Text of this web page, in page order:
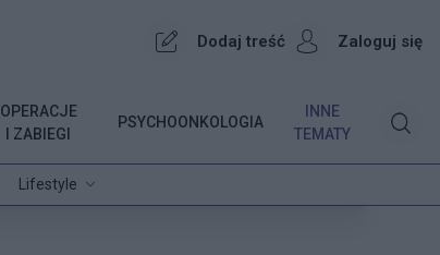
Dodaj treść Zaloguj się
Lifestyle
OPERACJE
I ZABIEGI
PSYCHOONKOLOGIA
INNE
TEMATY